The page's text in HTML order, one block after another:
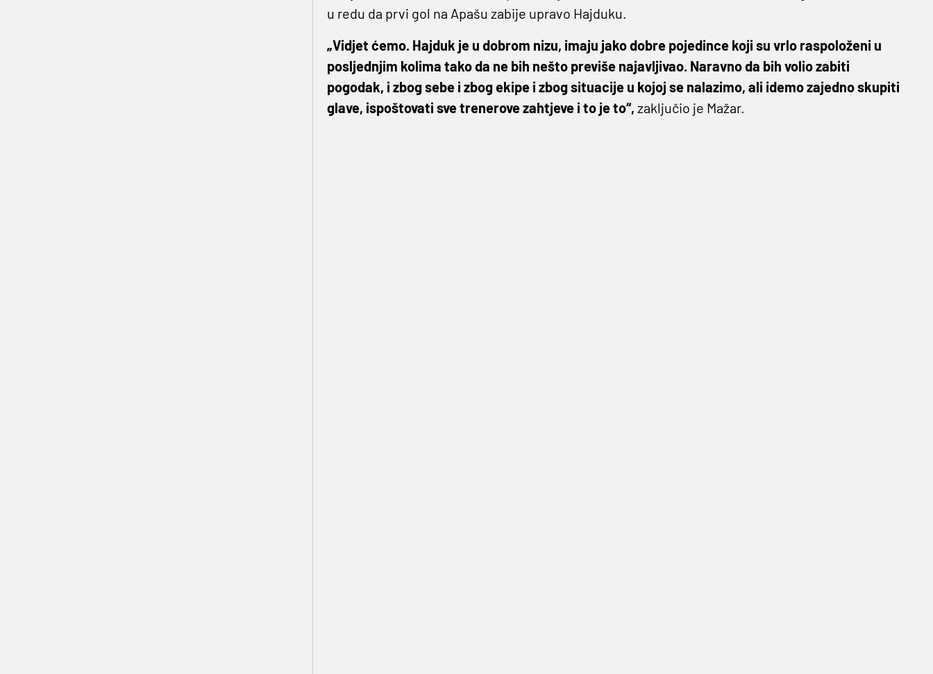
u redu da prvi gol na Apašu zabije upravo Hajduku.
„Vidjet ćemo. Hajduk je u dobrom nizu, imaju jako dobre pojedince koji su vrlo raspoloženi u
posljednjim kolima tako da ne bih nešto previše najavljivao. Naravno da bih volio zabiti
pogodak, i zbog sebe i zbog ekipe i zbog situacije u kojoj se nalazimo, ali idemo zajedno skupiti
glave, ispoštovati sve trenerove zahtjeve i to je to“, zaključio je Mažar.